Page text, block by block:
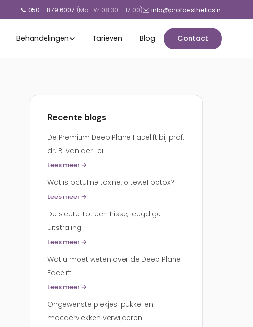
📞 050 – 879 6007 (Ma–Vr 08:30 – 17:00)✉️ info@profaesthetics.nl
Behandelingen Tarieven Blog Contact
Recente blogs
De Premium Deep Plane Facelift bij prof.
dr. B. van der Lei
Lees meer →
Wat is botuline toxine, oftewel botox?
Lees meer →
De sleutel tot een frisse, jeugdige
uitstraling
Lees meer →
Wat u moet weten over de Deep Plane
Facelift
Lees meer →
Ongewenste plekjes: pukkel en
moedervlekken verwijderen